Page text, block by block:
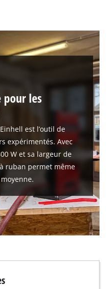
pour les
est l’outil de
expérimentés. Avec
W et sa largeur de
ruban permet même